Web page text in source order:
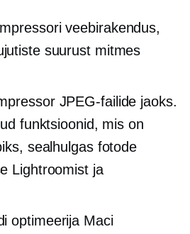
veebirakendus,
suurust mitmes
JPEG-failide jaoks.
funktsioonid, mis on
sealhulgas fotode
Lightroomist ja
optimeerija Maci